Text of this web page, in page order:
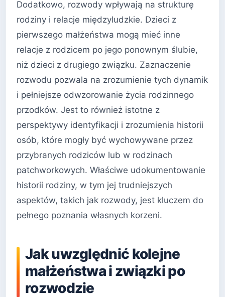
Dodatkowo, rozwody wpływają na strukturę
rodziny i relacje międzyludzkie. Dzieci z
pierwszego małżeństwa mogą mieć inne
relacje z rodzicem po jego ponownym ślubie,
niż dzieci z drugiego związku. Zaznaczenie
rozwodu pozwala na zrozumienie tych dynamik
i pełniejsze odwzorowanie życia rodzinnego
przodków. Jest to również istotne z
perspektywy identyfikacji i zrozumienia historii
osób, które mogły być wychowywane przez
przybranych rodziców lub w rodzinach
patchworkowych. Właściwe udokumentowanie
historii rodziny, w tym jej trudniejszych
aspektów, takich jak rozwody, jest kluczem do
pełnego poznania własnych korzeni.
Jak uwzględnić kolejne
małżeństwa i związki po
rozwodzie